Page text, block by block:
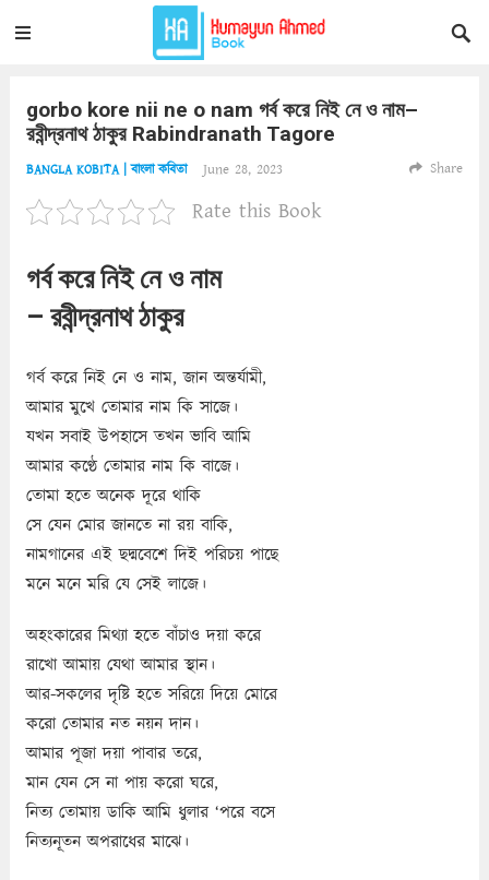
gorbo kore nii ne o nam গর্ব করে নিই নে ও নাম–
রবীন্দ্রনাথ ঠাকুর Rabindranath Tagore
BANGLA KOBITA | বাংলা কবিতা June 28, 2023 Share
Rate this Book
গর্ব করে নিই নে ও নাম
– রবীন্দ্রনাথ ঠাকুর
গর্ব করে নিই নে ও নাম, জান অন্তর্যামী,
আমার মুখে তোমার নাম কি সাজে।
যখন সবাই উপহাসে তখন ভাবি আমি
আমার কণ্ঠে তোমার নাম কি বাজে।
তোমা হতে অনেক দূরে থাকি
সে যেন মোর জানতে না রয় বাকি,
নামগানের এই ছদ্মবেশে দিই পরিচয় পাছে
মনে মনে মরি যে সেই লাজে।
অহংকারের মিথ্যা হতে বাঁচাও দয়া করে
রাখো আমায় যেথা আমার স্থান।
আর-সকলের দৃষ্টি হতে সরিয়ে দিয়ে মোরে
করো তোমার নত নয়ন দান।
আমার পূজা দয়া পাবার তরে,
মান যেন সে না পায় করো ঘরে,
নিত্য তোমায় ডাকি আমি ধুলার ‘পরে বসে
নিত্যনূতন অপরাধের মাঝে।